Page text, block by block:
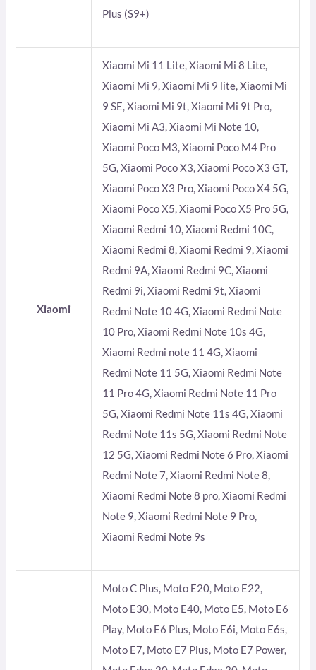
Plus (S9+)
Xiaomi
Xiaomi Mi 11 Lite, Xiaomi Mi 8 Lite,
Xiaomi Mi 9, Xiaomi Mi 9 lite, Xiaomi Mi
9 SE, Xiaomi Mi 9t, Xiaomi Mi 9t Pro,
Xiaomi Mi A3, Xiaomi Mi Note 10,
Xiaomi Poco M3, Xiaomi Poco M4 Pro
5G, Xiaomi Poco X3, Xiaomi Poco X3 GT,
Xiaomi Poco X3 Pro, Xiaomi Poco X4 5G,
Xiaomi Poco X5, Xiaomi Poco X5 Pro 5G,
Xiaomi Redmi 10, Xiaomi Redmi 10C,
Xiaomi Redmi 8, Xiaomi Redmi 9, Xiaomi
Redmi 9A, Xiaomi Redmi 9C, Xiaomi
Redmi 9i, Xiaomi Redmi 9t, Xiaomi
Redmi Note 10 4G, Xiaomi Redmi Note
10 Pro, Xiaomi Redmi Note 10s 4G,
Xiaomi Redmi note 11 4G, Xiaomi
Redmi Note 11 5G, Xiaomi Redmi Note
11 Pro 4G, Xiaomi Redmi Note 11 Pro
5G, Xiaomi Redmi Note 11s 4G, Xiaomi
Redmi Note 11s 5G, Xiaomi Redmi Note
12 5G, Xiaomi Redmi Note 6 Pro, Xiaomi
Redmi Note 7, Xiaomi Redmi Note 8,
Xiaomi Redmi Note 8 pro, Xiaomi Redmi
Note 9, Xiaomi Redmi Note 9 Pro,
Xiaomi Redmi Note 9s
Moto C Plus, Moto E20, Moto E22,
Moto E30, Moto E40, Moto E5, Moto E6
Play, Moto E6 Plus, Moto E6i, Moto E6s,
Moto E7, Moto E7 Plus, Moto E7 Power,